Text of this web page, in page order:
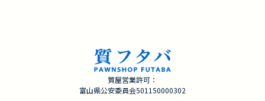
質屋営業許可：
富山県公安委員会501150000302